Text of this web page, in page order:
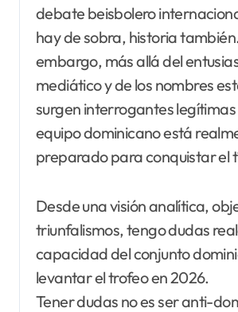
debate beisbolero
hay de sobra, historia
embargo, más allá del
mediático y de los nombres
surgen interrogantes legítimas
equipo dominicano está
preparado para conquistar el
Desde una visión analítica,
triunfalismos, tengo dudas
capacidad del conjunto
levantar el trofeo en 2026.
Tener dudas no es ser anti-